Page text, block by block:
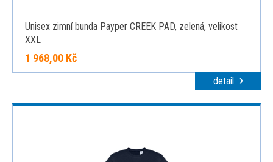
Unisex zimní bunda Payper CREEK PAD, zelená, velikost
XXL
1 968,00 Kč
detail